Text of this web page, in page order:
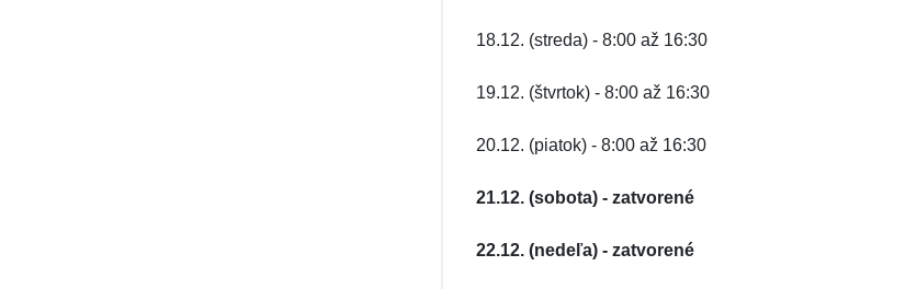
18.12. (streda) - 8:00 až 16:30
19.12. (štvrtok) - 8:00 až 16:30
20.12. (piatok) - 8:00 až 16:30
21.12. (sobota) - zatvorené
22.12. (nedeľa) - zatvorené